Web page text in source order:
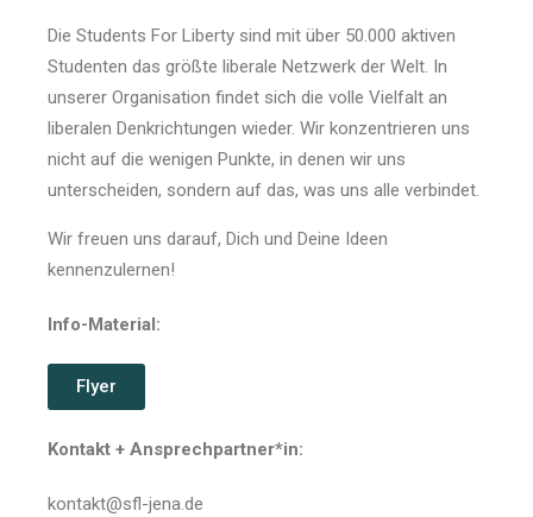
Die Students For Liberty sind mit über 50.000 aktiven
Studenten das größte liberale Netzwerk der Welt. In
unserer Organisation findet sich die volle Vielfalt an
liberalen Denkrichtungen wieder. Wir konzentrieren uns
nicht auf die wenigen Punkte, in denen wir uns
unterscheiden, sondern auf das, was uns alle verbindet.
Wir freuen uns darauf, Dich und Deine Ideen
kennenzulernen!
Info-Material:
Flyer
Kontakt + Ansprechpartner*in:
kontakt@sfl-jena.de